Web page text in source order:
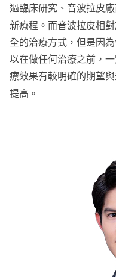
過臨床研究、音波拉皮
新療程。而音波拉皮相
全的治療方式，但是因
以在做任何治療之前，
療效果有較明確的期望
提高。